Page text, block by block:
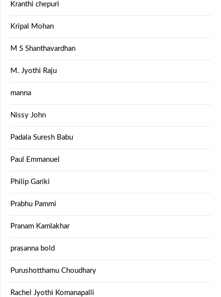
Kranthi chepuri
Kripal Mohan
M S Shanthavardhan
M. Jyothi Raju
manna
Nissy John
Padala Suresh Babu
Paul Emmanuel
Philip Gariki
Prabhu Pammi
Pranam Kamlakhar
prasanna bold
Purushotthamu Choudhary
Rachel Jyothi Komanapalli